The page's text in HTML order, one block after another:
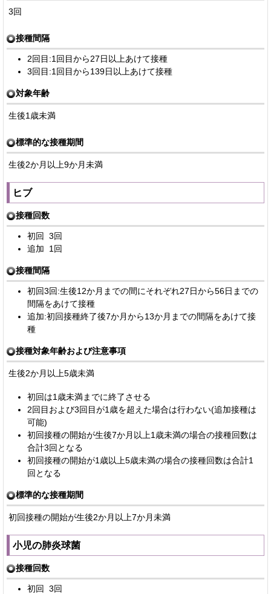
3回
接種間隔
2回目:1回目から27日以上あけて接種
3回目:1回目から139日以上あけて接種
対象年齢
生後1歳未満
標準的な接種期間
生後2か月以上9か月未満
ヒブ
接種回数
初回 3回
追加 1回
接種間隔
初回3回:生後12か月までの間にそれぞれ27日から56日までの
間隔をあけて接種
追加:初回接種終了後7か月から13か月までの間隔をあけて接
種
接種対象年齢および注意事項
生後2か月以上5歳未満
初回は1歳未満までに終了させる
2回目および3回目が1歳を超えた場合は行わない(追加接種は
可能)
初回接種の開始が生後7か月以上1歳未満の場合の接種回数は
合計3回となる
初回接種の開始が1歳以上5歳未満の場合の接種回数は合計1
回となる
標準的な接種期間
初回接種の開始が生後2か月以上7か月未満
小児の肺炎球菌
接種回数
初回 3回